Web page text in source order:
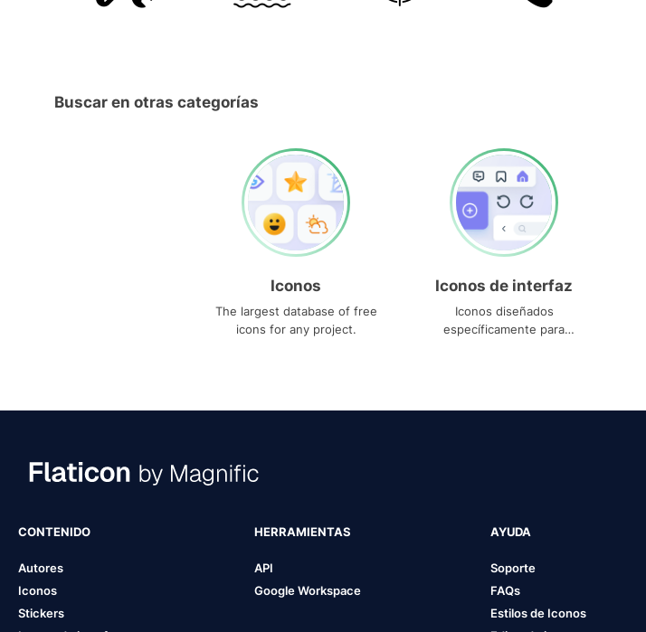
Buscar en otras categorías
Iconos
The largest database of free
icons for any project.
Iconos de interfaz
Iconos diseñados
específicamente para
CONTENIDO
Autores
Iconos
Stickers
HERRAMIENTAS
API
Google Workspace
AYUDA
Soporte
FAQs
Estilos de Iconos